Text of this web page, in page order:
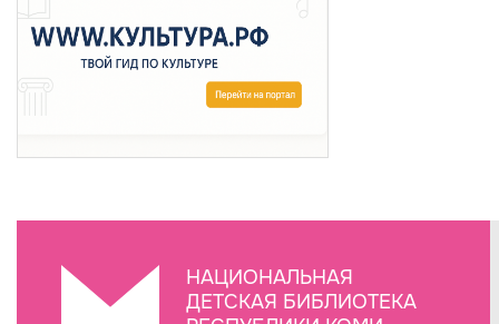
НАЦИОНАЛЬНАЯ
ДЕТСКАЯ БИБЛИОТЕКА